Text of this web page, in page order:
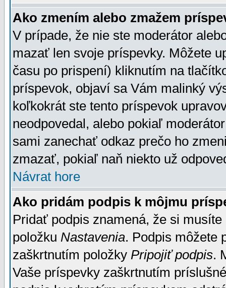
Ako zmením alebo zmažem
V prípade, že nie ste moderátor
mazať len svoje príspevky. Môžete
času po prispení) kliknutím na
príspevok, objaví sa Vám malinký
koľkokrát ste tento príspevok
neodpovedal, alebo pokiaľ
sami zanechať odkaz prečo ho
zmazať, pokiaľ naň niekto už
Návrat hore
Ako pridám podpis k môjmu
Pridať podpis znamená, že si
položku Nastavenia. Podpis môžete
zaškrtnutím položky Pripojiť podpis.
Vaše príspevky zaškrtnutím